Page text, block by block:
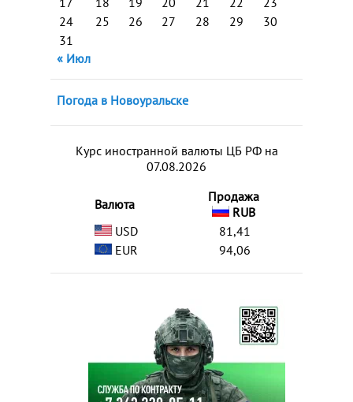
24
25 26 27 28 29
30
31
« Июл
Погода в Новоуральске
Курс иностранной валюты ЦБ РФ на
07.08.2026
Валюта
Продажа
RUB
USD
81,41
EUR
94,06